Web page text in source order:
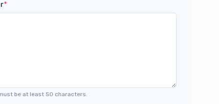
*
be at least 50 characters.